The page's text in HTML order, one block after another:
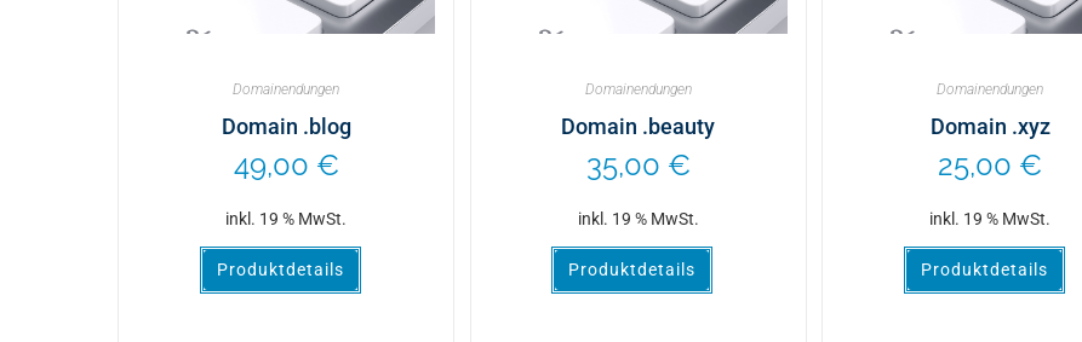
Domainendungen
Domain .blog
49,00 €
inkl. 19 % MwSt.
Produktdetails
Domainendungen
Domain .beauty
35,00 €
inkl. 19 % MwSt.
Produktdetails
Domainendungen
Domain .xyz
25,00 €
inkl. 19 % MwSt.
Produktdetails